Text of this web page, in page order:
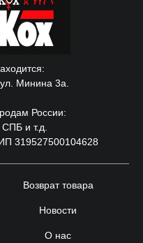
Минина 3а.
России:
и т.д.
319527500104628
Возврат товара
Новости
О нас